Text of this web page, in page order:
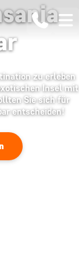
zu erleben
Insel mit
Sie sich für
entscheiden!